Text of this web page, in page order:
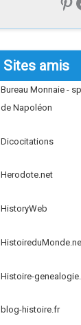
Sites amis
Bureau Monnaie -
de Napoléon
Dicocitations
Herodote.net
HistoryWeb
Histoire-
blog-histoire.fr